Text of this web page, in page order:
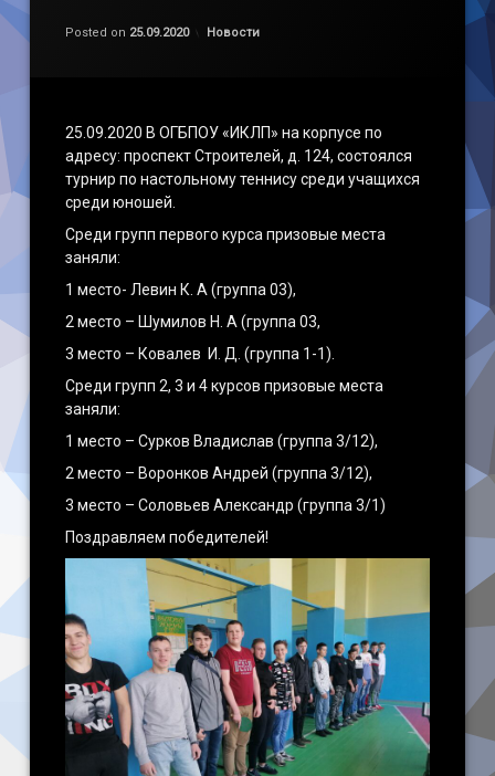
Posted on 25.09.2020
Обновлено на
by
Категории:
Новости
25.09.2020 В ОГБПОУ «ИКЛП» на корпусе по
адресу: проспект Строителей, д. 124, состоялся
турнир по настольному теннису среди учащихся
среди юношей.
Среди групп первого курса призовые места
заняли:
1 место- Левин К. А (группа 03),
2 место – Шумилов Н. А (группа 03,
3 место – Ковалев И. Д. (группа 1-1).
Среди групп 2, 3 и 4 курсов призовые места
заняли:
1 место – Сурков Владислав (группа 3/12),
2 место – Воронков Андрей (группа 3/12),
3 место – Соловьев Александр (группа 3/1)
Поздравляем победителей!